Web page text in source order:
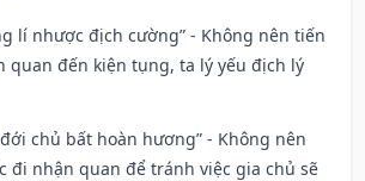
lí nhược địch cường” - Không nên tiến
quan đến kiện tụng, ta lý yếu địch lý
chủ bất hoàn hương” - Không nên
đi nhận quan để tránh việc gia chủ sẽ